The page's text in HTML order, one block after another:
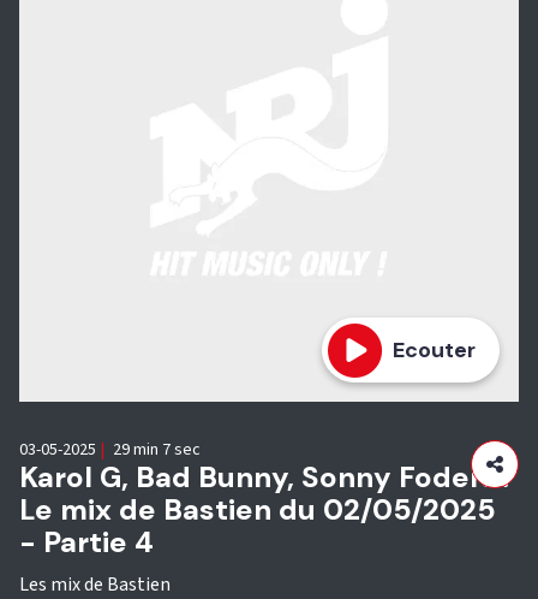
Ecouter
Karol G, Bad Bunny, Sonny Fodera :
Le mix de Bastien du 02/05/2025
- Partie 4
Les mix de Bastien
03-05-2025 | 29 min 7 sec